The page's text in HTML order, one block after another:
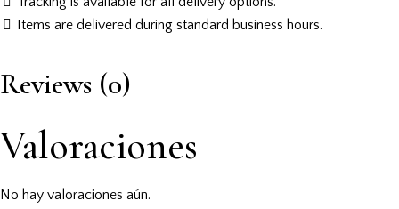
Items are delivered during standard business hours.
Reviews (0)
Valoraciones
No hay valoraciones aún.